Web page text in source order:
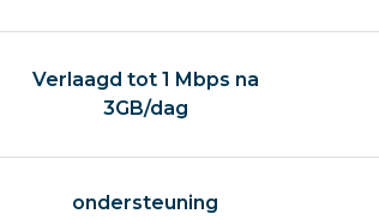
Verlaagd tot 1 Mbps na
3GB/dag
ondersteuning